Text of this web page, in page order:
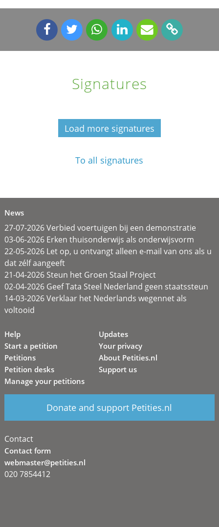
Signatures
Load more signatures
To all signatures
News
27-07-2026 Verbied voertuigen bij een demonstratie
03-06-2026 Erken thuisonderwijs als onderwijsvorm
22-05-2026 Let op, u ontvangt alleen e-mail van ons als u
dat zélf aangeeft
21-04-2026 Steun het Groen Staal Project
02-04-2026 Geef Tata Steel Nederland geen staatssteun
14-03-2026 Verklaar het Nederlands wegennet als
voltooid
Help
Start a petition
Petitions
Petition desks
Manage your petitions
Updates
Your privacy
About Petities.nl
Support us
Donate and support Petities.nl
Contact
Contact form
webmaster@petities.nl
020 7854412